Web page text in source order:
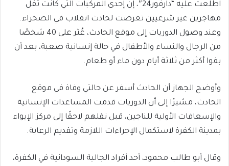
اطلعت عليه “دارفور24″، إن إحدى المركبات التي كانت تقل
مهاجرين غير شرعيين تعرضت لحادث انقلاب في الصحراء.
وعند وصول الدوريات إلى موقع الحادث، عُثر على 40 شخصًا
من الرجال والنساء والأطفال في حالة إنسانية صعبة، بعد أن
بقوا أكثر من ثلاثة أيام دون ماء أو طعام.
وأوضح الجهاز أن الحادث أسفر عن حالتي وفاة في موقع
الحادث، مشيرًا إلى أن الدوريات قدمت المساعدات الإنسانية
والإسعافات الأولية للناجين، قبل نقلهم لاحقًا إلى مركز الإيواء
بمدينة الكفرة لاستكمال الإجراءات اللازمة وتقديم الرعاية.
وقال أبو طالب محمود، أحد أفراد الجالية السودانية في الكفرة،